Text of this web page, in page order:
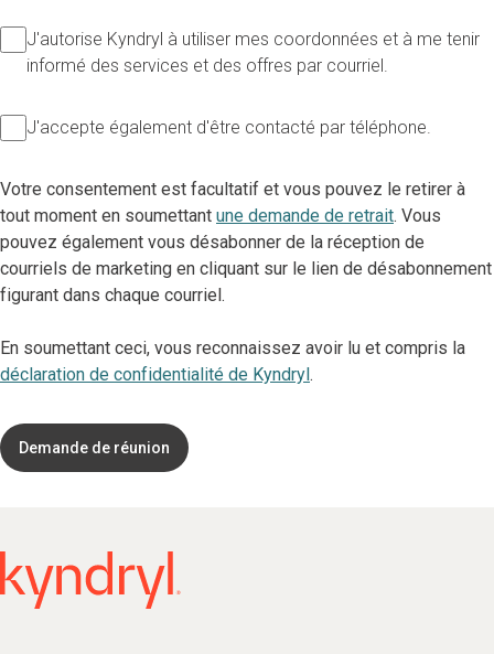
J'autorise Kyndryl à utiliser mes coordonnées et à me tenir
informé des services et des offres par courriel.
J'accepte également d'être contacté par téléphone.
Votre consentement est facultatif et vous pouvez le retirer à
tout moment en soumettant une demande de retrait. Vous
pouvez également vous désabonner de la réception de
courriels de marketing en cliquant sur le lien de désabonnement
figurant dans chaque courriel.
En soumettant ceci, vous reconnaissez avoir lu et compris la
déclaration de confidentialité de Kyndryl.
Demande de réunion